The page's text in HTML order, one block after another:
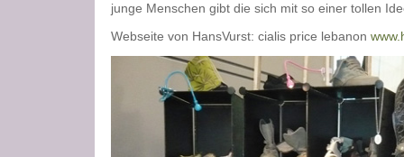
junge Menschen gibt die sich mit so einer tollen
Webseite von HansVurst: cialis price lebanon